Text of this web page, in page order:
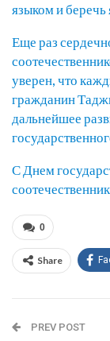
языком и беречь
Еще раз
уверен, что
гражданин
дальнейшее
С Днем
0
Share
PREV POST